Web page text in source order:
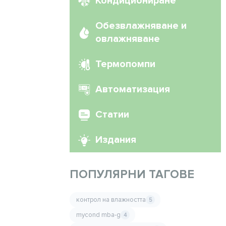
Обезвлажняване и
овлажняване
Термопомпи
Автоматизация
Статии
Издания
ПОПУЛЯРНИ ТАГОВЕ
контрол на влажността 5
mycond mba-g 4